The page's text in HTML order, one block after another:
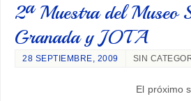
2ª Muestra del Museo
Granada y JOTA
28 SEPTIEMBRE, 2009 SIN
El próximo